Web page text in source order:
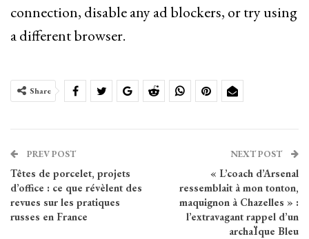
connection, disable any ad blockers, or try using
a different browser.
Share
PREV POST
Têtes de porcelet, projets
d’office : ce que révèlent des
revues sur les pratiques
russes en France
NEXT POST
« L’coach d’Arsenal
ressemblait à mon tonton,
maquignon à Chazelles » :
l’extravagant rappel d’un
archaÏque Bleu